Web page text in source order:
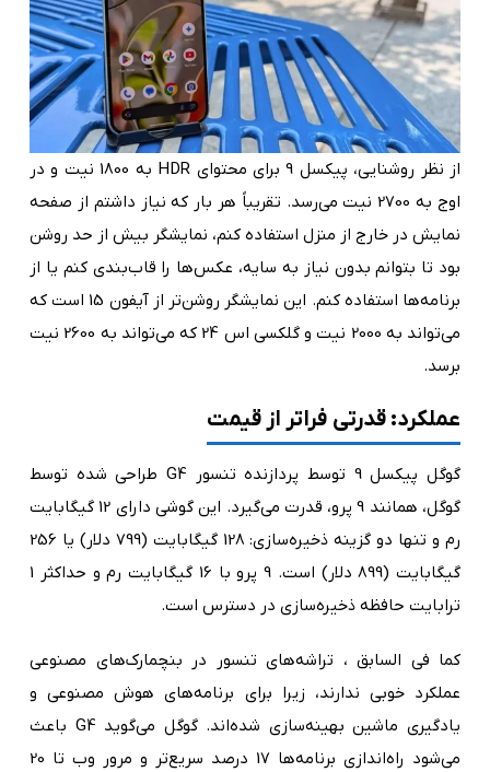
از نظر روشنایی، پیکسل 9 برای محتوای HDR به 1800 نیت و در
اوج به 2700 نیت می‌رسد. تقریباً هر بار که نیاز داشتم از صفحه
نمایش در خارج از منزل استفاده کنم، نمایشگر بیش از حد روشن
بود تا بتوانم بدون نیاز به سایه، عکس‌ها را قاب‌بندی کنم یا از
برنامه‌ها استفاده کنم. این نمایشگر روشن‌تر از آیفون 15 است که
می‌تواند به 2000 نیت و گلکسی اس 24 که می‌تواند به 2600 نیت
برسد.
عملکرد: قدرتی فراتر از قیمت
گوگل پیکسل 9 توسط پردازنده تنسور G4 طراحی شده توسط
گوگل، همانند 9 پرو، قدرت می‌گیرد. این گوشی دارای 12 گیگابایت
رم و تنها دو گزینه ذخیره‌سازی: 128 گیگابایت (799 دلار) یا 256
گیگابایت (899 دلار) است. 9 پرو با 16 گیگابایت رم و حداکثر 1
ترابایت حافظه ذخیره‌سازی در دسترس است.
کما فی السابق ، تراشه‌های تنسور در بنچمارک‌های مصنوعی
عملکرد خوبی ندارند، زیرا برای برنامه‌های هوش مصنوعی و
یادگیری ماشین بهینه‌سازی شده‌اند. گوگل می‌گوید G4 باعث
می‌شود راه‌اندازی برنامه‌ها 17 درصد سریع‌تر و مرور وب تا 20